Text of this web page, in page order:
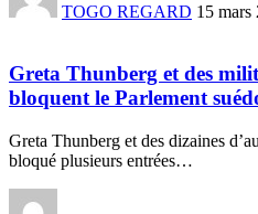
TOGO REGARD 15 mars
Greta Thunberg et des
bloquent le Parlement
Greta Thunberg et des dizaines
bloqué plusieurs entrées…